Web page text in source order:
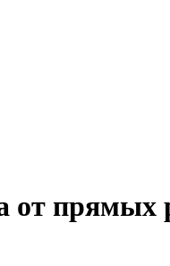
прямых